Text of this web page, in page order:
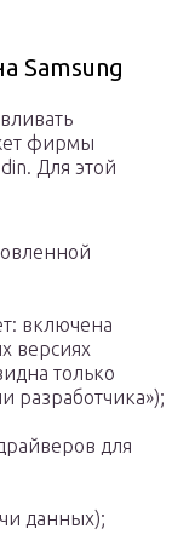
Samsung
фирмы
Для этой
включена
версиях
только
разработчика»);
для
данных);